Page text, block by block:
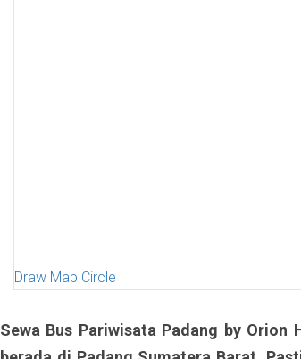
Draw Map Circle
Sewa Bus Pariwisata Padang by